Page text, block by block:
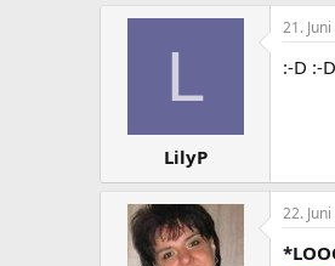
L
LilyP
21.
:-D :-
22.